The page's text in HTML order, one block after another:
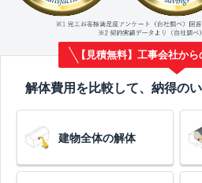
【見積無料】工事会社か
解体費用を比較して、納得の
建物全体の解体